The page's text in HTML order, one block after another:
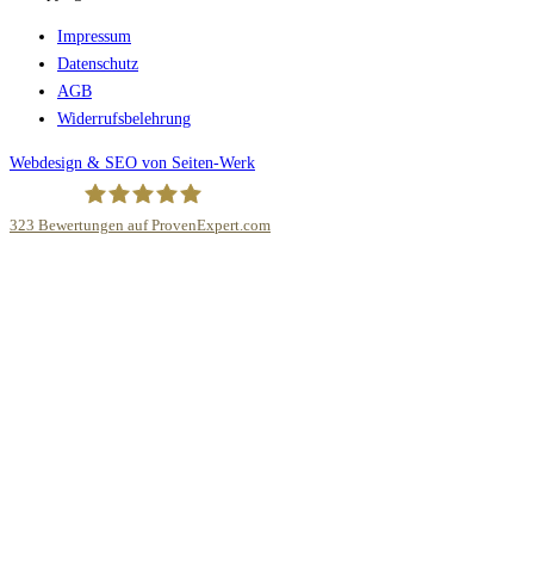
Impressum
Datenschutz
AGB
Widerrufsbelehrung
Webdesign & SEO von Seiten-Werk
323 Bewertungen auf ProvenExpert.com